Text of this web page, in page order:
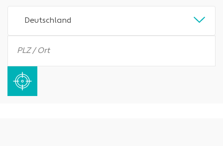
Deutschland